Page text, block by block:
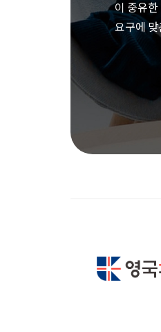
이 중유
요구에